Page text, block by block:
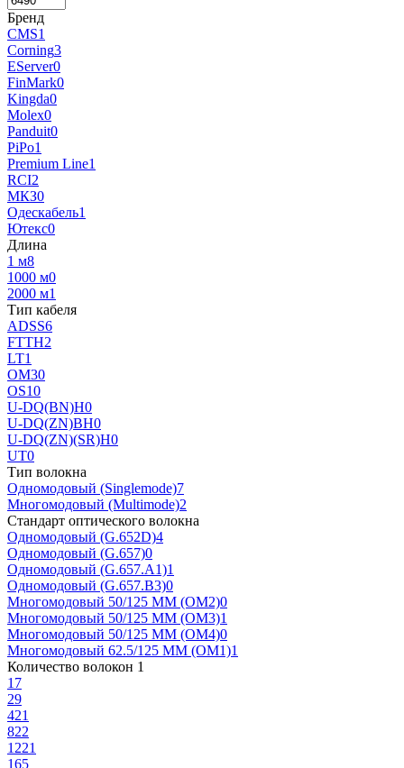
Бренд
CMS1
Corning3
EServer0
FinMark0
Kingda0
Molex0
Panduit0
PiPo1
Premium Line1
RCI2
МКЗ0
Одескабель1
Ютекс0
Длина
1 м8
1000 м0
2000 м1
Тип кабеля
ADSS6
FTTH2
LT1
OM30
OS10
U-DQ(BN)H0
U-DQ(ZN)BH0
U-DQ(ZN)(SR)H0
UT0
Тип волокна
Одномодовый (Singlemode)7
Многомодовый (Multimode)2
Стандарт оптического волокна
Одномодовый (G.652D)4
Одномодовый (G.657)0
Одномодовый (G.657.A1)1
Одномодовый (G.657.B3)0
Многомодовый 50/125 MM (OM2)0
Многомодовый 50/125 MM (OM3)1
Многомодовый 50/125 MM (OM4)0
Многомодовый 62.5/125 MM (OM1)1
Количество волокон 1
1 7
29
421
822
1221
165